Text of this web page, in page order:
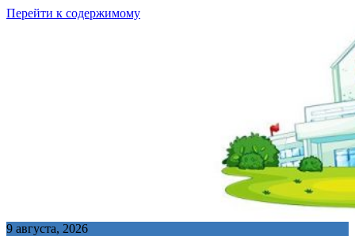
Перейти к содержимому
9 августа, 2026